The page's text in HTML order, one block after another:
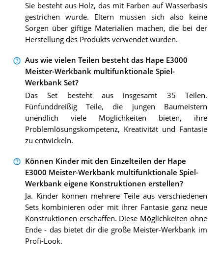
Sie besteht aus Holz, das mit Farben auf Wasserbasis
gestrichen wurde. Eltern müssen sich also keine
Sorgen über giftige Materialien machen, die bei der
Herstellung des Produkts verwendet wurden.
Aus wie vielen Teilen besteht das Hape E3000
Meister-Werkbank multifunktionale Spiel-
Werkbank Set?
Das Set besteht aus insgesamt 35 Teilen.
Fünfunddreißig Teile, die jungen Baumeistern
unendlich viele Möglichkeiten bieten, ihre
Problemlösungskompetenz, Kreativität und Fantasie
zu entwickeln.
Können Kinder mit den Einzelteilen der Hape
E3000 Meister-Werkbank multifunktionale Spiel-
Werkbank eigene Konstruktionen erstellen?
Ja. Kinder können mehrere Teile aus verschiedenen
Sets kombinieren oder mit ihrer Fantasie ganz neue
Konstruktionen erschaffen. Diese Möglichkeiten ohne
Ende - das bietet dir die große Meister-Werkbank im
Profi-Look.